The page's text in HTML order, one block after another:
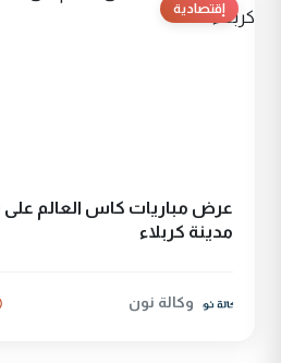
إقتصادية
عرض مباريات كاس العالم
مدينة كربلاء
وكالة نون